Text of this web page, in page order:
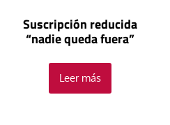
Suscripción reducida
“nadie queda fuera”
Leer más